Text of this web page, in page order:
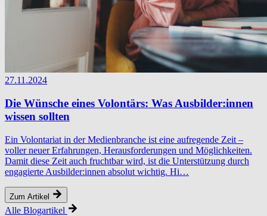
27.11.2024
Die Wünsche eines Volontärs: Was Ausbilder:innen
wissen sollten
Ein Volontariat in der Medienbranche ist eine aufregende Zeit –
voller neuer Erfahrungen, Herausforderungen und Möglichkeiten.
Damit diese Zeit auch fruchtbar wird, ist die Unterstützung durch
engagierte Ausbilder:innen absolut wichtig. Hi…
Zum Artikel
Alle Blogartikel